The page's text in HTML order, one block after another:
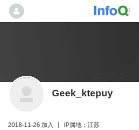
Geek_ktepuy
2018-11-26 加入
IP属地：江苏